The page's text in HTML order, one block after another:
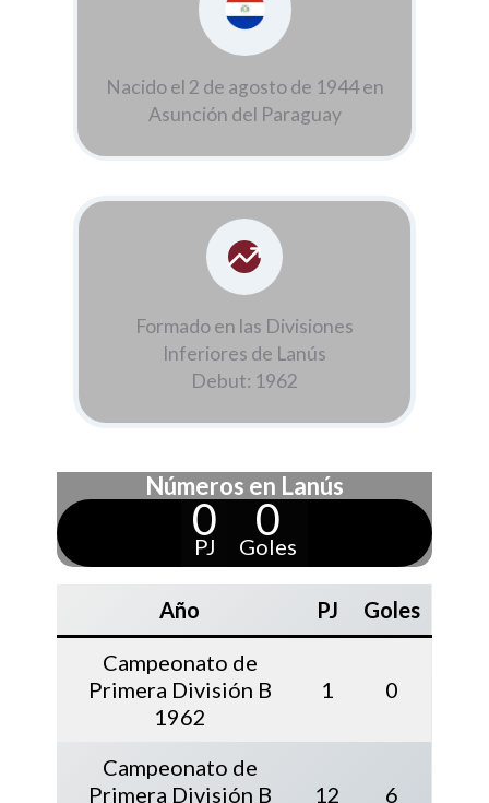
Nacido el 2 de agosto de 1944 en
Asunción del Paraguay
Formado en las Divisiones
Inferiores de Lanús
Debut: 1962
Números en Lanús
0
PJ
0
Goles
Año PJ
Goles
Campeonato de
Primera División B
1962
1 0
Campeonato de
Primera División B
12 6